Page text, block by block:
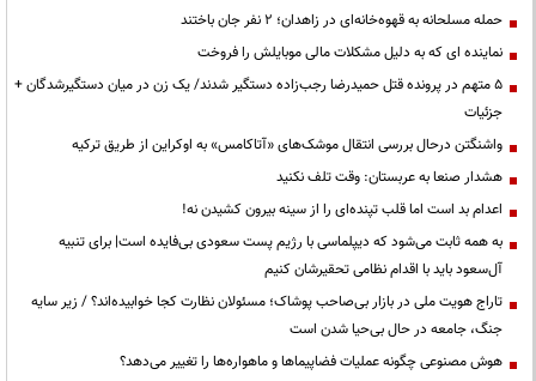
حمله مسلحانه به قهوه‌خانه‌ای در زاهدان؛ ۲ نفر جان باختند
نماینده ای که به دلیل مشکلات مالی موبایلش را فروخت
۵ متهم در پرونده قتل حمیدرضا رجب‌زاده دستگیر شدند/ یک زن در میان دستگیرشدگان +
جزئیات
واشنگتن درحال بررسی انتقال موشک‌های «آتاکامس» به اوکراین از طریق ترکیه
هشدار صنعا به عربستان: وقت تلف نکنید
اعدام بد است اما قلب تپنده‌ای را از سینه بیرون کشیدن نه!
به همه ثابت می‌شود که دیپلماسی با رژیم پست سعودی بی‌فایده است| برای تنبیه
آل‌سعود باید با اقدام نظامی تحقیرشان کنیم
تاراج هویت ملی در بازار بی‌صاحب پوشاک؛ مسئولان نظارت کجا خوابیده‌اند؟ / زیر سایه
جنگ، جامعه در حال بی‌حیا شدن است
هوش مصنوعی چگونه عملیات فضاپیماها و ماهواره‌ها را تغییر می‌دهد؟